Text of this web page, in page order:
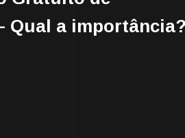
Qual a importância?